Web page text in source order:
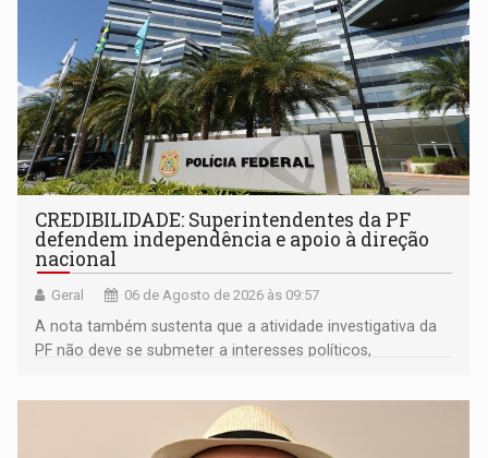
CREDIBILIDADE: Superintendentes da PF
defendem independência e apoio à direção
nacional
Geral 06 de Agosto de 2026 às 09:57
A nota também sustenta que a atividade investigativa da
PF não deve se submeter a interesses políticos,